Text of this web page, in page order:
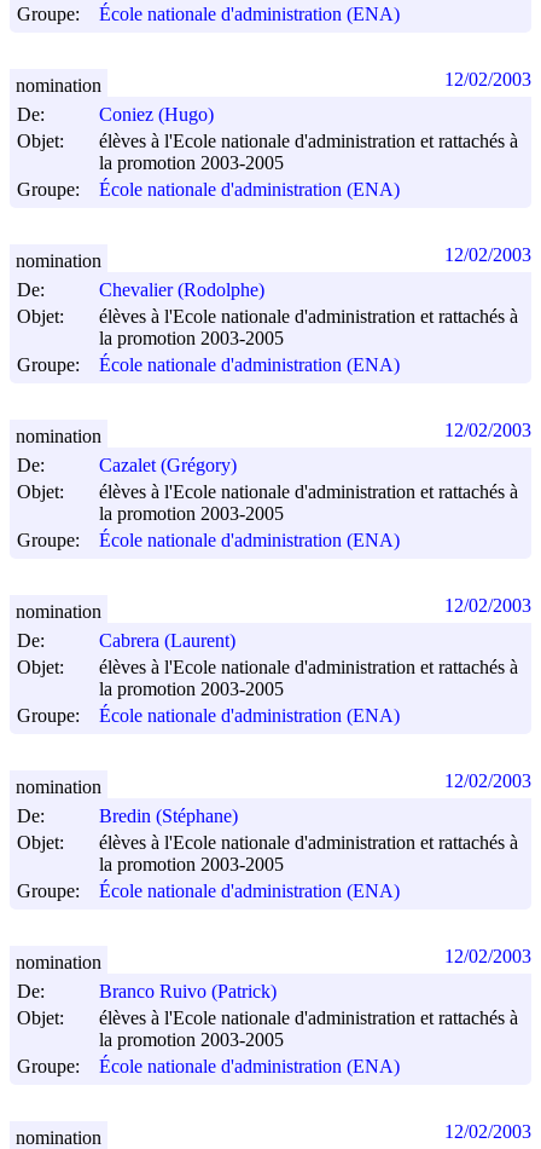
Groupe:
École nationale d'administration (ENA)
De:
Coniez (Hugo)
Objet:
élèves à l'Ecole nationale d'administration et rattachés à
la promotion 2003-2005
Groupe:
École nationale d'administration (ENA)
nomination 12/02/2003
De:
Chevalier (Rodolphe)
Objet:
élèves à l'Ecole nationale d'administration et rattachés à
la promotion 2003-2005
Groupe:
École nationale d'administration (ENA)
nomination 12/02/2003
De:
Cazalet (Grégory)
Objet:
élèves à l'Ecole nationale d'administration et rattachés à
la promotion 2003-2005
Groupe:
École nationale d'administration (ENA)
nomination 12/02/2003
De:
Cabrera (Laurent)
Objet:
élèves à l'Ecole nationale d'administration et rattachés à
la promotion 2003-2005
Groupe:
École nationale d'administration (ENA)
nomination 12/02/2003
De:
Bredin (Stéphane)
Objet:
élèves à l'Ecole nationale d'administration et rattachés à
la promotion 2003-2005
Groupe:
École nationale d'administration (ENA)
nomination 12/02/2003
De:
Branco Ruivo (Patrick)
Objet:
élèves à l'Ecole nationale d'administration et rattachés à
la promotion 2003-2005
Groupe:
École nationale d'administration (ENA)
nomination 12/02/2003
nomination 12/02/2003